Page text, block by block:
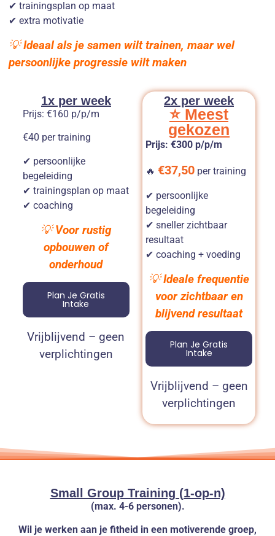
✔ trainingsplan op maat
✔ extra motivatie
💡Ideaal als je samen wilt trainen, maar wel
persoonlijke progressie wilt maken
1x per week
Prijs: €160 p/p/m
€40 per training
✔ persoonlijke
begeleiding
✔ trainingsplan op maat
✔ coaching
💡Voor rustig
opbouwen of
onderhoud
Plan Je Gratis
Intake
Vrijblijvend – geen
verplichtingen
2x per week
⭐ Meest
gekozen
Prijs: €300 p/p/m
🔥 €37,50 per training
✔ persoonlijke
begeleiding
✔ sneller zichtbaar
resultaat
✔ coaching + voeding
💡Ideale frequentie
voor zichtbaar en
blijvend resultaat
Plan Je Gratis
Intake
Vrijblijvend – geen
verplichtingen
Small Group Training (1-op-n)
(max. 4-6 personen).
Wil je werken aan je fitheid in een motiverende groep,